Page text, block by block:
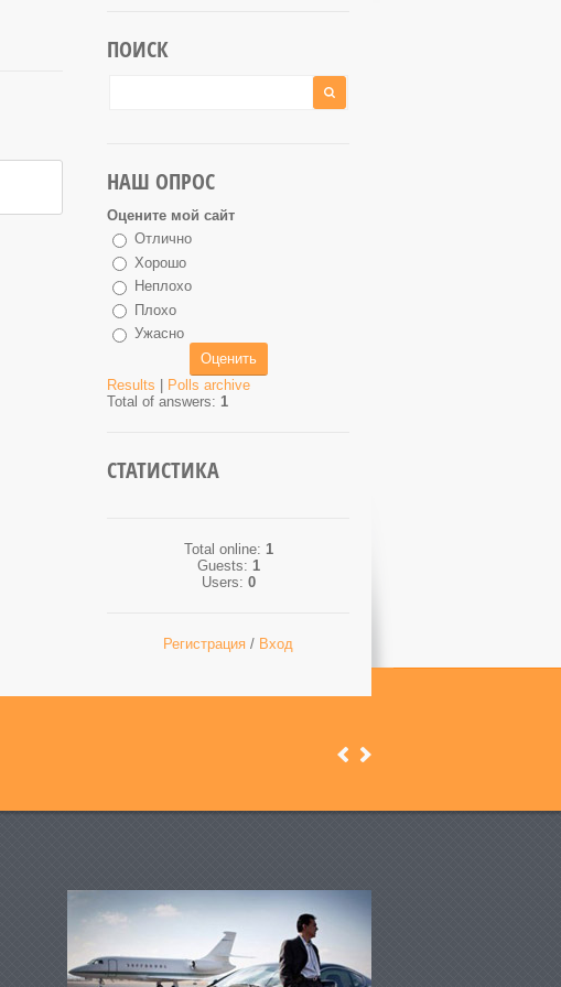
ПОИСК
НАШ ОПРОС
Оцените мой сайт
Отлично
Хорошо
Неплохо
Плохо
Ужасно
Results
Polls archive
Total of answers: 1
СТАТИСТИКА
Total online: 1
Guests: 1
Users: 0
Регистрация / Вход
Previous